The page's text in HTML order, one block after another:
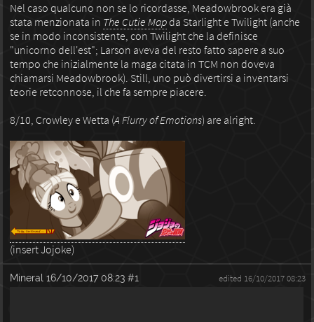
Nel caso qualcuno non se lo ricordasse, Meadowbrook era già
stata menzionata in The Cutie Mapda Starlight e Twilight (anche
se in modo inconsistente, con Twilight che la definisce
"unicorno dell'est"; Larson aveva del resto fatto sapere a suo
tempo che inizialmente la maga citata in TCM non doveva
chiamarsi Meadowbrook). Still, uno può divertirsi a inventarsi
teorie retconnose, il che fa sempre piacere.
8/10, Crowley e Wetta (A Flurry of Emotions) are alright.
(insert Jojoke)
Mineral 16/10/2017 08:23 #1 edited 16/10/2017 08:23